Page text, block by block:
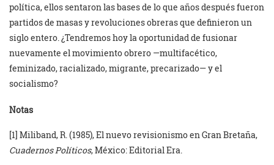
política, ellos sentaron las bases de lo que años después fueron
partidos de masas y revoluciones obreras que definieron un
siglo entero. ¿Tendremos hoy la oportunidad de fusionar
nuevamente el movimiento obrero —multifacético,
feminizado, racializado, migrante, precarizado— y el
socialismo?
Notas
[1] Miliband, R. (1985), El nuevo revisionismo en Gran Bretaña,
Cuadernos Políticos, México: Editorial Era.